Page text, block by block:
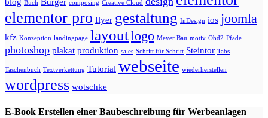
Buch composing Creative Cloud
elementor pro flyer gestaltung InDesign ios joomla
kfz Konzeption landingpage layoutlogo Meyer Bau motiv Obd2 Pfade
photoshop plakat produktion sales Schritt für Schritt Steintor Tabs
Taschenbuch Textverkettung Tutorial webseite wiederherstellen
wordpress wotschke
E-Book Erstellen einer Baubeschreibung für Werbeanlagen